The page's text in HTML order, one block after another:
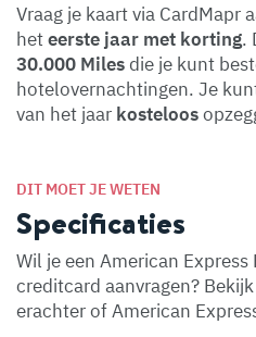
Vraag je kaart via CardMapr
heteerste jaar met korting.
30.000 Miles die je kunt
hotelovernachtingen. Je
van het jaar kosteloos
DIT MOET JE WETEN
Specificaties
Wil je een American
creditcard aanvragen?
erachter of American